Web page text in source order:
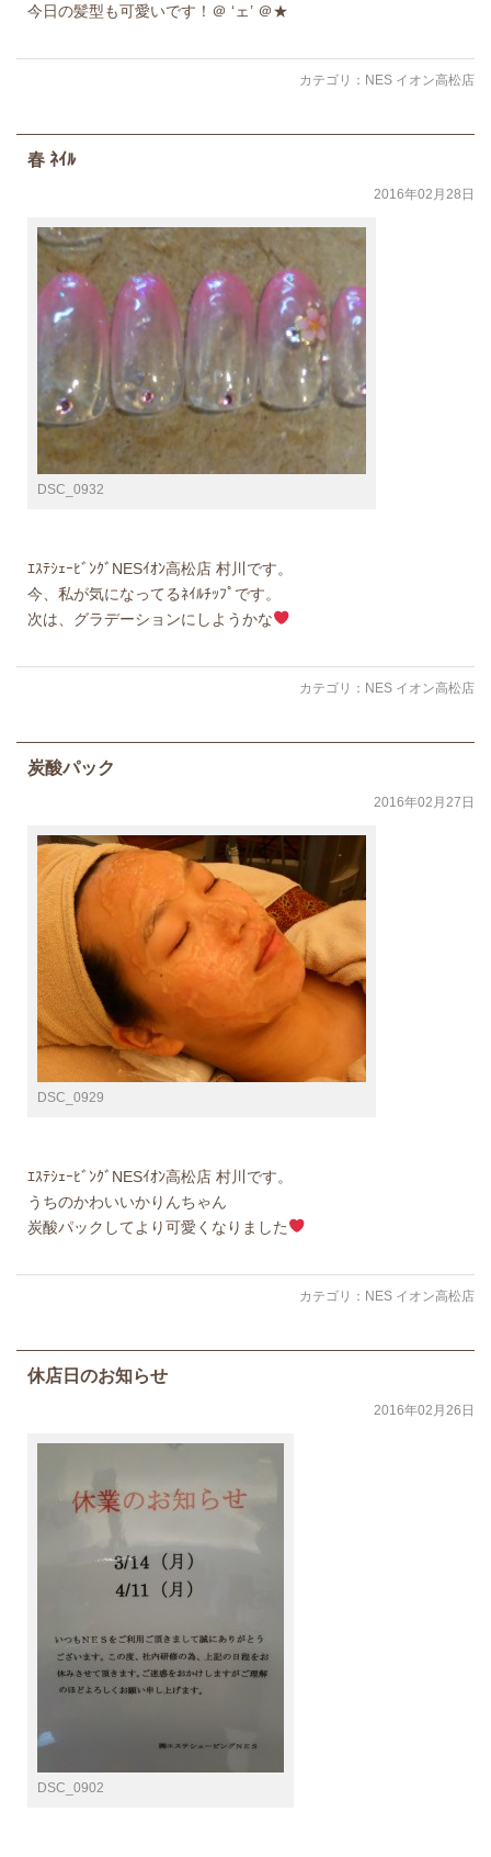
今日の髪型も可愛いです！＠ ‘ェ’ ＠★
カテゴリ： NES イオン高松店
春 ﾈｲﾙ
2016年02月28日
DSC_0932
ｴｽﾃｼｪｰﾋﾞﾝｸﾞNESｲｵﾝ高松店 村川です。
今、私が気になってるﾈｲﾙﾁｯﾌﾟです。
次は、グラデーションにしようかな
カテゴリ： NES イオン高松店
炭酸パック
2016年02月27日
DSC_0929
ｴｽﾃｼｪｰﾋﾞﾝｸﾞNESｲｵﾝ高松店 村川です。
うちのかわいいかりんちゃん
炭酸パックしてより可愛くなりました
カテゴリ： NES イオン高松店
休店日のお知らせ
2016年02月26日
DSC_0902